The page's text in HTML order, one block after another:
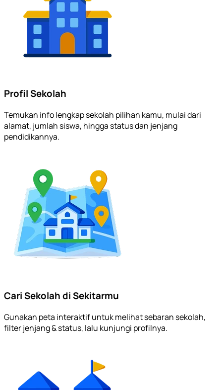
Profil Sekolah
Temukan info lengkap sekolah pilihan kamu, mulai dari
alamat, jumlah siswa, hingga status dan jenjang
pendidikannya.
Cari Sekolah di Sekitarmu
Gunakan peta interaktif untuk melihat sebaran sekolah,
filter jenjang & status, lalu kunjungi profilnya.